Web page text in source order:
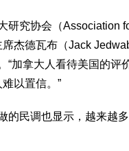
研究协会（Association
席杰德瓦布（Jack
“加拿大人看待美国的评
以置信。”
的民调也显示，越来越